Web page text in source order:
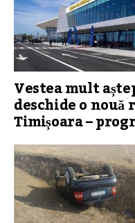
Vestea mult
deschide o
Timișoara –